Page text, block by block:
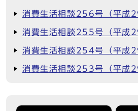
消費生活相談256号（平成
消費生活相談255号（平成
消費生活相談254号（平成
消費生活相談253号（平成